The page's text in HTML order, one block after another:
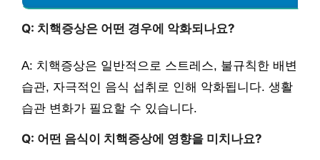
Q: 치핵증상은 어떤 경우에 악화되나요?
A: 치핵증상은 일반적으로 스트레스, 불규칙한 배변
습관, 자극적인 음식 섭취로 인해 악화됩니다. 생활
습관 변화가 필요할 수 있습니다.
Q: 어떤 음식이 치핵증상에 영향을 미치나요?